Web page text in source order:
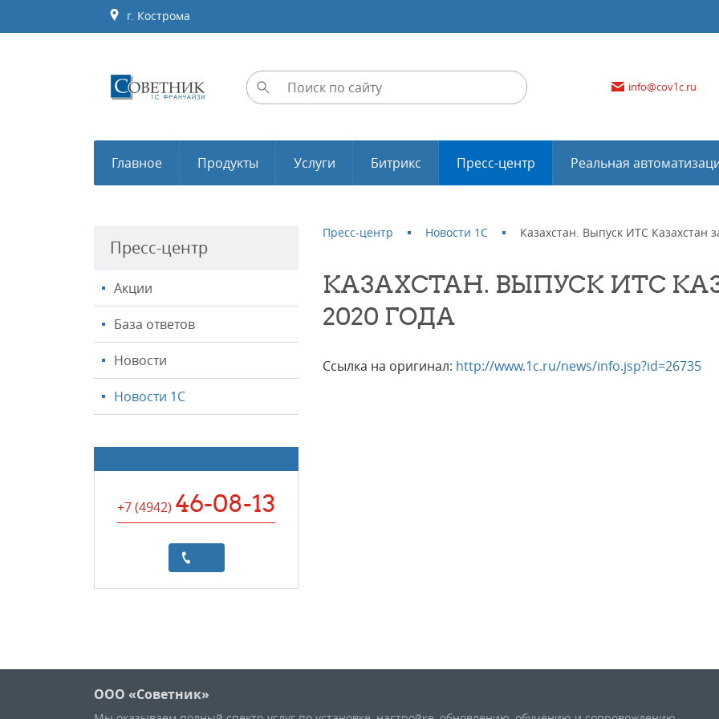
г. Кострома
info@cov1c.ru
Главное Продукты Услуги Битрикс Пресс-центр Реальная
Пресс-центр
Акции
База ответов
Новости
Новости 1С
+7 (4942) 46-08-13
Пресс-центр Новости 1С Казахстан. Выпуск ИТС Казахстан
КАЗАХСТАН. ВЫПУСК ИТС
2020 ГОДА
Ссылка на оригинал: http://www.1c.ru/news/info.jsp?id=26735
ООО «Советник»